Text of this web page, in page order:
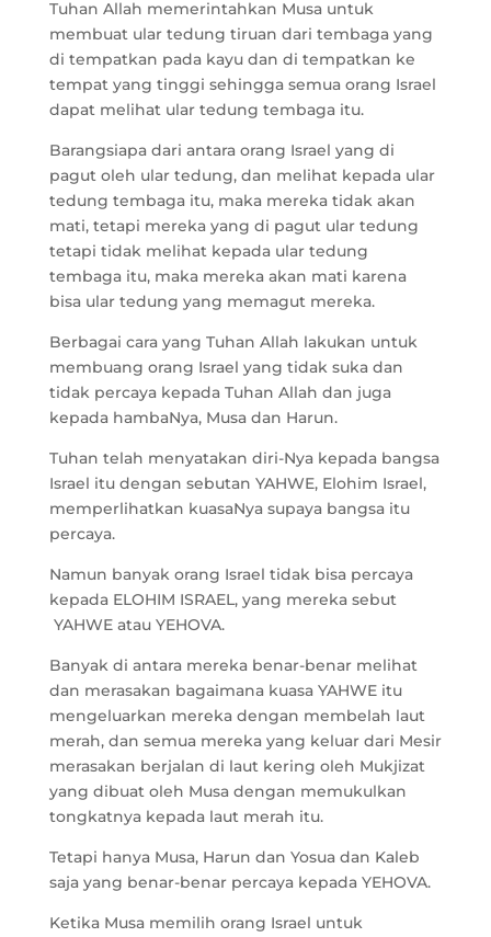
Tuhan Allah memerintahkan Musa untuk
membuat ular tedung tiruan dari tembaga yang
di tempatkan pada kayu dan di tempatkan ke
tempat yang tinggi sehingga semua orang Israel
dapat melihat ular tedung tembaga itu.
Barangsiapa dari antara orang Israel yang di
pagut oleh ular tedung, dan melihat kepada ular
tedung tembaga itu, maka mereka tidak akan
mati, tetapi mereka yang di pagut ular tedung
tetapi tidak melihat kepada ular tedung
tembaga itu, maka mereka akan mati karena
bisa ular tedung yang memagut mereka.
Berbagai cara yang Tuhan Allah lakukan untuk
membuang orang Israel yang tidak suka dan
tidak percaya kepada Tuhan Allah dan juga
kepada hambaNya, Musa dan Harun.
Tuhan telah menyatakan diri-Nya kepada bangsa
Israel itu dengan sebutan YAHWE, Elohim Israel,
memperlihatkan kuasaNya supaya bangsa itu
percaya.
Namun banyak orang Israel tidak bisa percaya
kepada ELOHIM ISRAEL, yang mereka sebut
YAHWE atau YEHOVA.
Banyak di antara mereka benar-benar melihat
dan merasakan bagaimana kuasa YAHWE itu
mengeluarkan mereka dengan membelah laut
merah, dan semua mereka yang keluar dari Mesir
merasakan berjalan di laut kering oleh Mukjizat
yang dibuat oleh Musa dengan memukulkan
tongkatnya kepada laut merah itu.
Tetapi hanya Musa, Harun dan Yosua dan Kaleb
saja yang benar-benar percaya kepada YEHOVA.
Ketika Musa memilih orang Israel untuk